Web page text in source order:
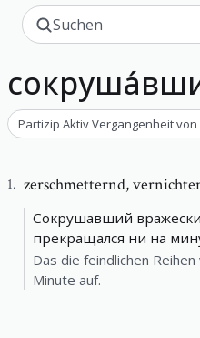
Partizip Aktiv Vergangenheitvon
1. zerschmetternd,
Сокрушавший
прекращался ни на
Das die feindlichen
Minute auf.